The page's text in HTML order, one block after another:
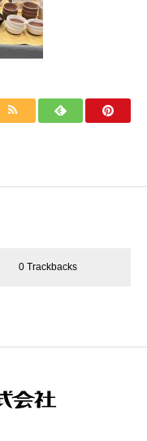
0 Trackbacks